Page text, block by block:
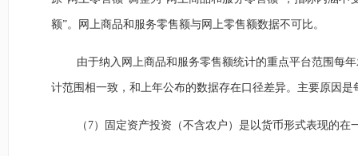
额”。网上商品和服务零售额与网上零售额数据不可比。
由于纳入网上商品和服务零售额统计的重点平台范围每
计范围相一致，和上年公布的数据存在口径差异。主要原因
（7）固定资产投资（不含农户）是以货币形式表现的